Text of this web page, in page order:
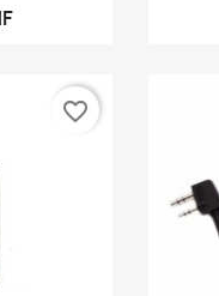
favorite_border